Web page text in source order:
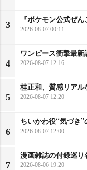
3
『ポケモン公式ぜ
2026-08-07 00:11
4
ワンピース衝撃最
2026-08-07 12:16
5
桂正和、質感リア
2026-08-07 12:20
6
ちいかわ役“気づき
2026-08-07 12:00
7
漫画雑誌の付録巡り
2026-08-06 19:20